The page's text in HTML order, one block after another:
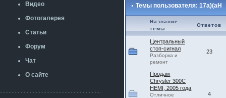
Видео
Фотогалерея
Статьи
Форум
Чат
О сайте
Темы пользователя: 17a)(aH
Название
темы
Ответов
Центральный
стоп-сигнал
Разборка и
ремонт
23
Продам
Chrysler 300С
HEMI, 2005 года
Отличное
4